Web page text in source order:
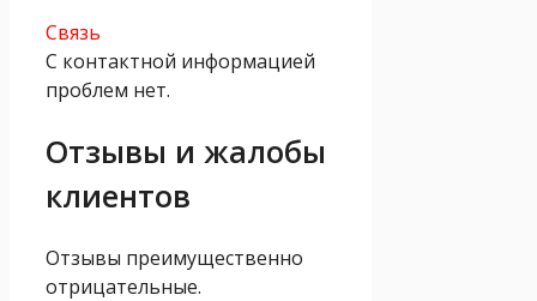
Связь
С контактной информацией
проблем нет.
Отзывы и жалобы
клиентов
Отзывы преимущественно
отрицательные.